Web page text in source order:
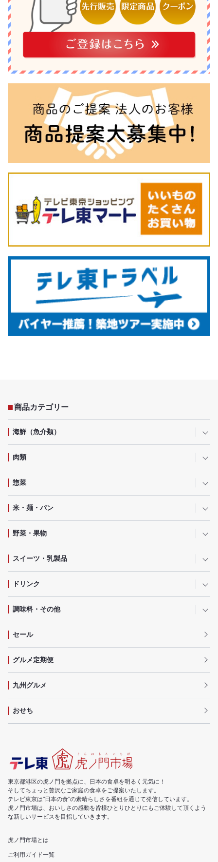
商品カテゴリー
海鮮（魚介類）
肉類
惣菜
米・麺・パン
野菜・果物
スイーツ・乳製品
ドリンク
調味料・その他
セール
グルメ定期便
九州グルメ
おせち
東京都港区の虎ノ門を拠点に、日本の食卓を明るく元気に！
そしてちょっと贅沢なご家庭の食卓をご提案いたします。
テレビ東京は"日本の食"の素晴らしさを番組を通じて発信しています。
虎ノ門市場は、おいしさの感動を皆様ひとりひとりにもご体験して頂くよう
な新しいサービスを目指していきます。
虎ノ門市場とは
ご利用ガイド一覧